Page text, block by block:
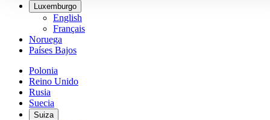
Luxemburgo
English
Français
Noruega
Países Bajos
Polonia
Reino Unido
Rusia
Suecia
Suiza